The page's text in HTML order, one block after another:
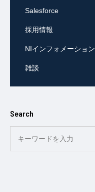
Salesforce
採用情報
NIインフォメーション
雑談
Search